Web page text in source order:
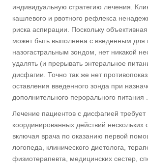
индивидуальную стратегию лечения.
кашлевого и рвотного рефлекса
риска аспирации. Поскольку
может быть выполнена с введенным для
назогастральным зондом, нет никакой
удалять (и прерывать энтеральное
дисфагии. Точно так же нет
оставления введенного зонда при
дополнительного перорального питания .
Лечение пациентов с дисфагией требует
координированных действий нескольких
включая врача по оказанию первой
логопеда, клинического диетолога,
физиотерапевта, медицинских сестер,